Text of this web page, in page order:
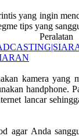
yang ingin
tips yang
kamera yang
handphone.
lancar
agar Anda